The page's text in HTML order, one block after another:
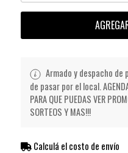
Armado y despacho
de pasar por el local.
PARA QUE PUEDAS VER
SORTEOS Y MAS!!!
Calculá el costo de envío